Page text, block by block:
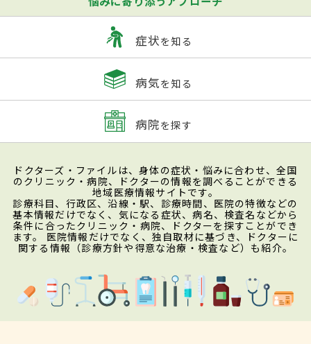
症状を知る
病気を知る
病院を探す
ドクターズ・ファイルは、身体の症状・悩みに合わせ、全国
のクリニック・病院、ドクターの情報を調べることができる
地域医療情報サイトです。
診療科目、行政区、沿線・駅、診療時間、医院の特徴などの
基本情報だけでなく、気になる症状、病名、検査名などから
条件に合ったクリニック・病院、ドクターを探すことができ
ます。 医院情報だけでなく、独自取材に基づき、ドクターに
関する情報（診療方針や得意な治療・検査など）も紹介。